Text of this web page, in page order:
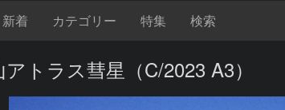
新着 カテゴリー 特集 検索
トラス彗星（C/2023 A3）